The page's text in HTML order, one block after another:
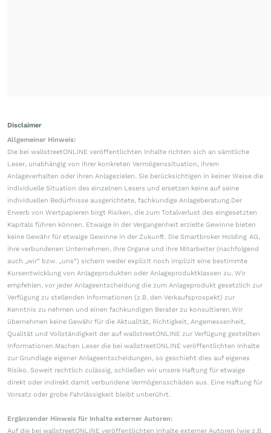
Disclaimer
Allgemeiner Hinweis:
Die bei wallstreetONLINE veröffentlichten Inhalte richten sich an sämtliche
Leser, unabhängig von ihrer konkreten Vermögenssituation, ihrem
Anlageverhalten oder ihren Anlagezielen. Sie berücksichtigen in keiner Weise die
individuelle Situation des einzelnen Lesers und ersetzen keine auf seine
individuellen Bedürfnisse ausgerichtete, fachkundige Anlageberatung.Der
Erwerb von Wertpapieren birgt Risiken, die zum Totalverlust des eingesetzten
Kapitals führen können. Etwaige in der Vergangenheit erzielte Gewinne bieten
keine Gewähr für etwaige Gewinne in der Zukunft. Die Smartbroker Holding AG,
ihre verbundenen Unternehmen, ihre Organe und ihre Mitarbeiter (nachfolgend
auch „wir“ bzw. „uns“) sichern weder explizit noch implizit eine bestimmte
Kursentwicklung von Anlageprodukten oder Anlageproduktklassen zu. Wir
empfehlen, vor jeder Anlageentscheidung die zum Anlageprodukt gesetzlich zur
Verfügung zu stellenden Informationen (z.B. den Verkaufsprospekt) zur
Kenntnis zu nehmen und einen fachkundigen Berater zu konsultieren.Wir
übernehmen keine Gewähr für die Aktualität, Richtigkeit, Angemessenheit,
Qualität und Vollständigkeit der auf wallstreetONLINE zur Verfügung gestellten
Informationen.Machen Leser die bei wallstreetONLINE veröffentlichten Inhalte
zur Grundlage eigener Anlageentscheidungen, so geschieht dies auf eigenes
Risiko. Soweit rechtlich zulässig, schließen wir unsere Haftung für etwaige
direkt oder indirekt damit verbundene Vermögensschäden aus. Eine Haftung für
Vorsatz oder grobe Fahrlässigkeit bleibt unberührt.
Ergänzender Hinweis für Inhalte externer Autoren:
Auf die bei wallstreetONLINE veröffentlichten Inhalte externer Autoren (wie z.B.